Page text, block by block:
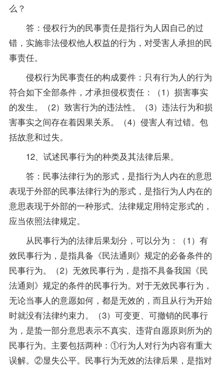
么？
答：侵权行为的民事责任是指行为人因自己的过
错，实施非法侵权他人权益的行为，对受害人承担的民
事责任。
侵权行为民事责任的构成要件：只有行为人的行为
符合如下全部条件，才承担侵权责任：（1）损害事实
的发生。（2）致害行为的违法性。（3）违法行为和损
害事实之间存在着因果关系。（4）侵害人有过错。包
括故意和过失。
12、试述民事行为的种类及其法律后果。
答：民事法律行为的形式，是指行为人内在的意思
表现于外部的民事法律行为的形式，是指行为人内在的
意思表现于外部的一种形式。法律规定用特定形式的，
应当依照法律规定。
从民事行为的法律后果划分，可以分为：（1）有
效民事行为，是指具备《民法通则》规定的必备条件的
民事行为。（2）无效民事行为，是指不具备我国《民
法通则》规定的条件的民事行为。对于无效民事行为，
无论当事人的意愿如何，都是无效的，而且从行为开始
时就没有法律约束力。（3）可变更、可撤销的民事行
为，是蛰一部分意思表示不真实、违背自愿原则所为的
民事行为。主要包括两种：①行为人对行为内容有重大
误解。②显失公平。民事行为无效的法律后果，是指对